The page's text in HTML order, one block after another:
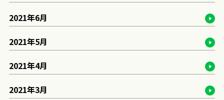
2021年6月
2021年5月
2021年4月
2021年3月